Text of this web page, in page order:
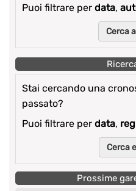
Puoi filtrare per data,
Cerca
Stai cercando una
passato?
Puoi filtrare per data,
Cerca
Prossime